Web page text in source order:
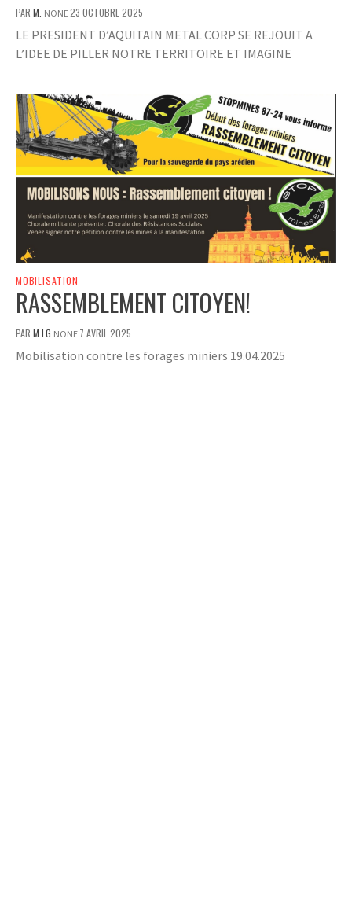
PAR M. NONE23 OCTOBRE 2025
LE PRESIDENT D’AQUITAIN METAL CORP SE REJOUIT A
L’IDEE DE PILLER NOTRE TERRITOIRE ET IMAGINE
MOBILISATION
RASSEMBLEMENT CITOYEN!
PAR M LG NONE 7 AVRIL 2025
Mobilisation contre les forages miniers 19.04.2025